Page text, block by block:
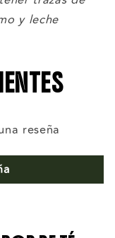
y leche
reseña